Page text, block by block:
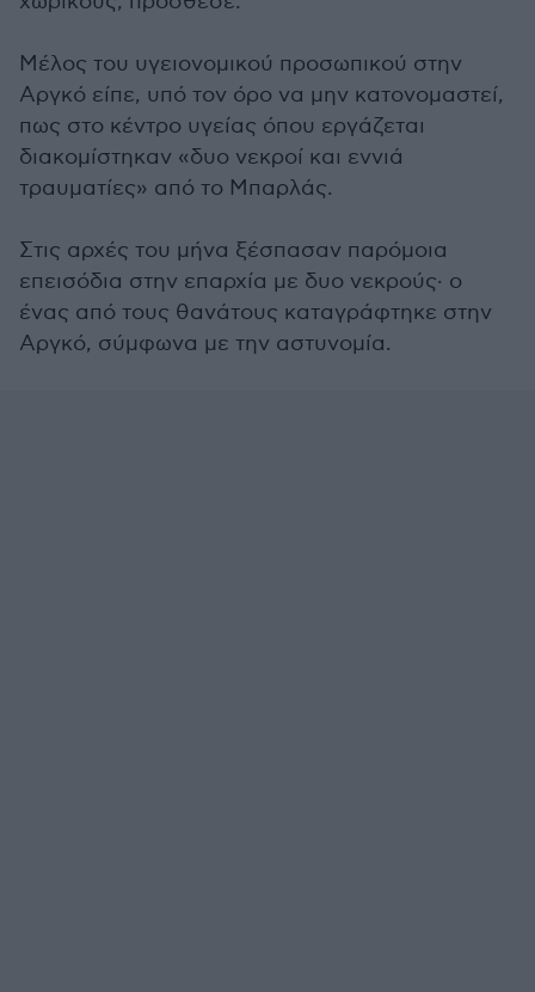
Μέλος του υγειονομικού προσωπικού στην
Αργκό είπε, υπό τον όρο να μην κατονομαστεί,
πως στο κέντρο υγείας όπου εργάζεται
διακομίστηκαν «δυο νεκροί και εννιά
τραυματίες» από το Μπαρλάς.
Στις αρχές του μήνα ξέσπασαν παρόμοια
επεισόδια στην επαρχία με δυο νεκρούς· ο
ένας από τους θανάτους καταγράφτηκε στην
Αργκό, σύμφωνα με την αστυνομία.